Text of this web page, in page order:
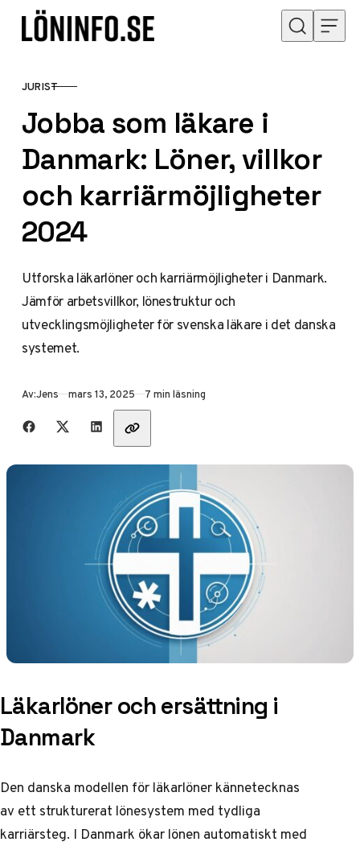
Hoppa till innehåll
KATEGORI
JURIST
Jobba som läkare i
Danmark: Löner, villkor
och karriärmöjligheter
2024
Utforska läkarlöner och karriärmöjligheter i Danmark.
Jämför arbetsvillkor, lönestruktur och
utvecklingsmöjligheter för svenska läkare i det danska
systemet.
Av:Jens Publicerad
mars 13, 2025 7 min läsning
Dela med vänner
Läkarlöner och ersättning i
Danmark
Den danska modellen för läkarlöner kännetecknas
av ett strukturerat lönesystem med tydliga
karriärsteg. I Danmark ökar lönen automatiskt med